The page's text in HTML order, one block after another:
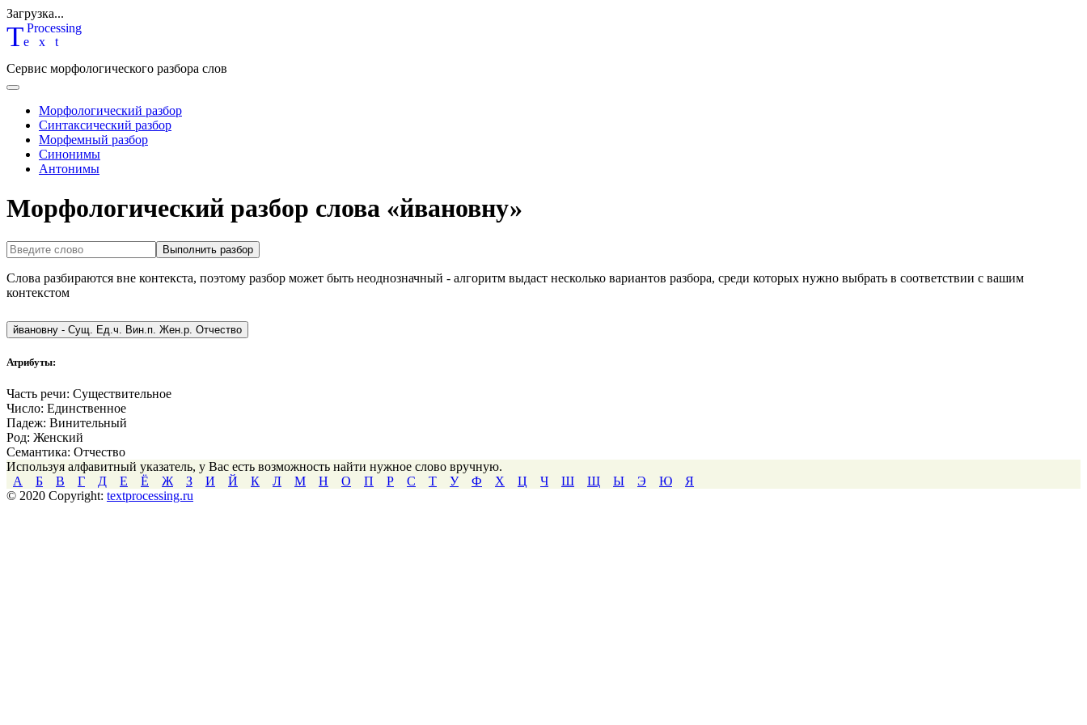
Загрузка...
Text
Processing
Сервис морфологического разбора слов
Морфологический разбор
Синтаксический разбор
Морфемный разбор
Синонимы
Антонимы
Морфологический разбор слова «йвановну»
Выполнить разбор
Слова разбираются вне контекста, поэтому разбор может быть неоднозначный - алгоритм выдаст несколько вариантов разбора, среди которых нужно выбрать в соответствии с вашим
контекстом
йвановну - Сущ. Ед.ч. Вин.п. Жен.р. Отчество
Атрибуты:
Часть речи: Существительное
Число: Единственное
Падеж: Винительный
Род: Женский
Семантика: Отчество
Используя алфавитный указатель, у Вас есть возможность найти нужное слово вручную.
А
Б В Г Д Е Ё Ж З И Й К Л М Н О П Р С Т У Ф Х Ц Ч Ш Щ Ы Э Ю
Я
© 2020 Copyright: textprocessing.ru